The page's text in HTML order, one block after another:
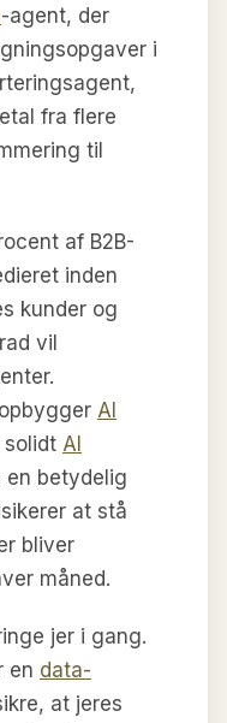
-agent, der
i
fra flere
til
af B2B-
inden
kunder og
vil
AI
solidt AI
en betydelig
at stå
bliver
måned.
jer i gang.
en data-
at jeres